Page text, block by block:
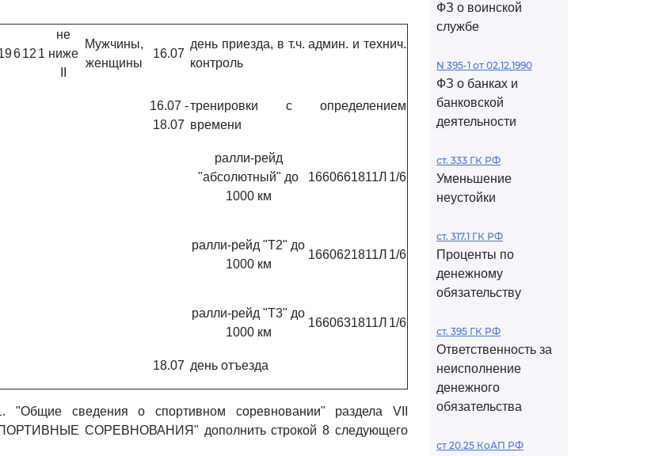
612 1
не
ниже
Мужчины,
женщины
16.07
день приезда, в т.ч. админ. и технич.
контроль
16.07 -
18.07
тренировки с определением
времени
ралли-рейд
"абсолютный" до
1000 км
1660661811Л 1/6
ралли-рейд "Т2" до
1000 км
1660621811Л 1/6
ралли-рейд "Т3" до
1000 км
1660631811Л 1/6
18.07 день отъезда
"Общие сведения о спортивном соревновании" раздела VII
СОРЕВНОВАНИЯ" дополнить строкой 8 следующего
ФЗ о воинской
службе
N 395-1 от 02.12.1990
ФЗ о банках и
банковской
деятельности
ст. 333 ГК РФ
Уменьшение
неустойки
ст. 317.1 ГК РФ
Проценты по
денежному
обязательству
ст. 395 ГК РФ
Ответственность за
неисполнение
денежного
обязательства
ст 20.25 КоАП РФ